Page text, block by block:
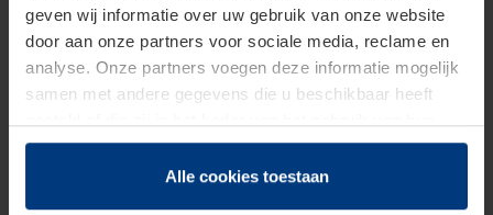
geven wij informatie over uw gebruik van onze website
door aan onze partners voor sociale media, reclame en
analyse. Onze partners voegen deze informatie mogelijk
samen met andere gegevens die u beschikbaar heeft
dienstverlening hebben verzameld.
Juridisch zijn wij gerechtigd om cookies op uw computer
Alle cookies toestaan